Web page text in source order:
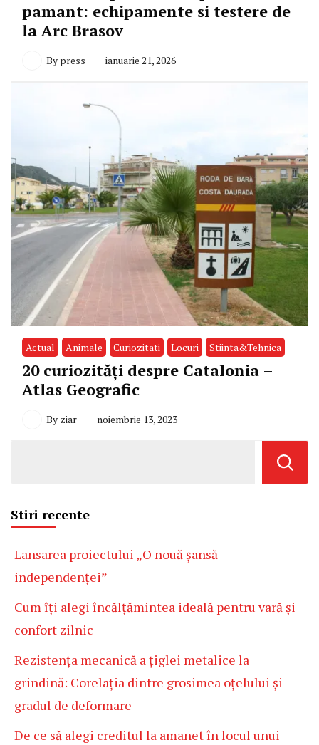
pamant: echipamente si testere de
la Arc Brasov
By press ianuarie 21, 2026
Actual Animale Curiozitati Locuri Stiinta&Tehnica
20 curiozități despre Catalonia –
Atlas Geografic
By ziar noiembrie 13, 2023
Stiri recente
Lansarea proiectului „O nouă șansă
independenței”
Cum îți alegi încălțămintea ideală pentru vară și
confort zilnic
Rezistența mecanică a țiglei metalice la
grindină: Corelația dintre grosimea oțelului și
gradul de deformare
De ce să alegi creditul la amanet în locul unui